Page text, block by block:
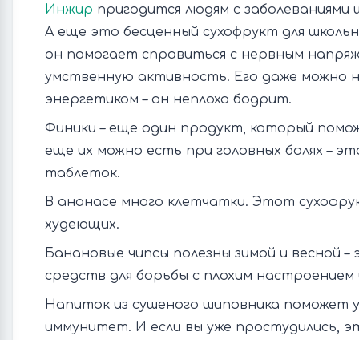
Инжир пригодится людям с
А еще это бесценный сухофрукт для
он помогает справиться с нервным
умственную активность. Его даже можно
энергетиком – он неплохо бодрит.
Финики – еще один продукт, который
еще их можно есть при головных болях –
таблеток.
В ананасе много клетчатки. Этот
худеющих.
Банановые чипсы полезны зимой и весной –
средств для борьбы с плохим
Напиток из сушеного шиповника поможет
иммунитет. И если вы уже простудились,